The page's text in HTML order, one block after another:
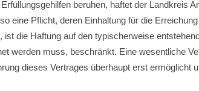
beruhen, haftet der Landkreis
eine Pflicht, deren Einhaltung für die
die Haftung auf den typischerweise
werden muss, beschränkt. Eine wesentliche
dieses Vertrages überhaupt erst ermöglicht